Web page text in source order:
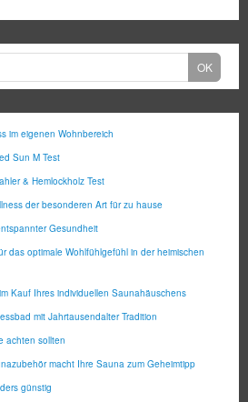
im eigenen Wohnbereich
Sun M Test
& Hemlockholz Test
der besonderen Art für zu hause
Gesundheit
das optimale Wohlfühlgefühl in der heimischen
Kauf Ihres individuellen Saunahäuschens
mit Jahrtausendalter Tradition
achten sollten
macht Ihre Sauna zum Geheimtipp
günstig